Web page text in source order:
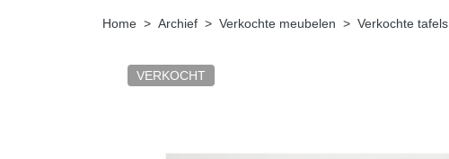
Home Archief Verkochte meubelen Verkochte tafels
VERKOCHT